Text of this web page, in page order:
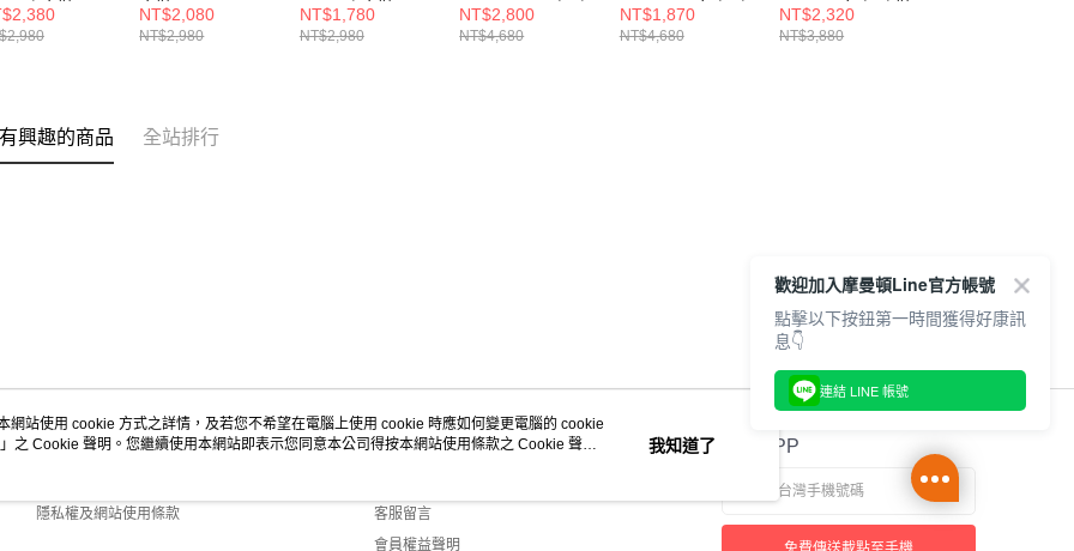
跑步鞋
2E
步鞋 M6805NK-2E
NT$2,080
NT$2,980
v8 男 跑步鞋
M680RC8-2E
NT$1,780
NT$2,980
1080 v14 男 慢跑
鞋 M1080B14-2E
NT$2,800
NT$4,680
1080 v14 女 慢跑
鞋 W1080R14-D
NT$1,870
NT$4,680
860v14 女 慢跑鞋
W860U14-D
NT$2,320
NT$3,880
興趣的商品 全站排行
關於我們
隱私權及網站使用條款
客服資訊
客服留言
會員權益聲明
官方APP
網站使用 cookie 方式之詳情，及若您不希望在電腦上使用 cookie 時應如何變更電腦的 cookie
」之 Cookie 聲明。您繼續使用本網站即表示您同意本公司得按本網站使用條款之 Cookie 聲明
我知道了
歡迎加入摩曼頓Line官方帳號
點擊以下按鈕第一時間獲得好康訊
息👇
連結 LINE 帳號